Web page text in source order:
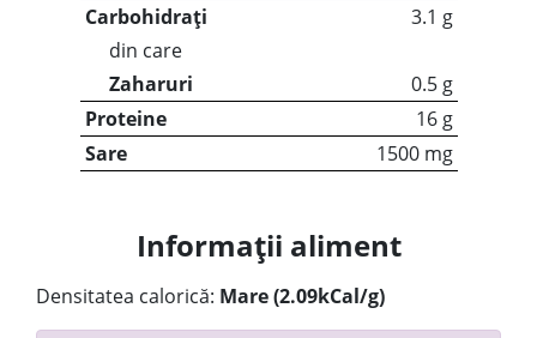
Carbohidrați
3.1 g
din care
Zaharuri
0.5 g
Proteine
16 g
Sare
1500 mg
Informații aliment
Densitatea calorică: Mare (2.09kCal/g)